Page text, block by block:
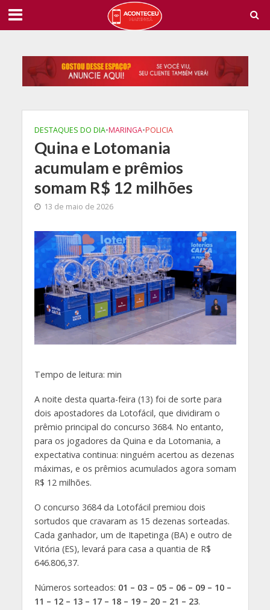
DESTAQUES DO DIA•MARINGA•POLICIA
Quina e Lotomania
acumulam e prêmios
somam R$ 12 milhões
13 de maio de 2026
Tempo de leitura: min
A noite desta quarta-feira (13) foi de sorte para
dois apostadores da Lotofácil, que dividiram o
prêmio principal do concurso 3684. No entanto,
para os jogadores da Quina e da Lotomania, a
expectativa continua: ninguém acertou as dezenas
máximas, e os prêmios acumulados agora somam
R$ 12 milhões.
O concurso 3684 da Lotofácil premiou dois
sortudos que cravaram as 15 dezenas sorteadas.
Cada ganhador, um de Itapetinga (BA) e outro de
Vitória (ES), levará para casa a quantia de R$
646.806,37.
Números sorteados: 01 – 03 – 05 – 06 – 09 – 10 –
11 – 12 – 13 – 17 – 18 – 19 – 20 – 21 – 23.